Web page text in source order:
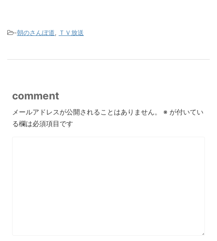
-朝のさんぽ道, ＴＶ放送
comment
メールアドレスが公開されることはありません。 ※ が付いてい
る欄は必須項目です